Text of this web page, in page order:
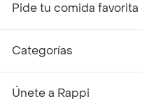
Pide tu comida
Categorías
Únete a Rappi